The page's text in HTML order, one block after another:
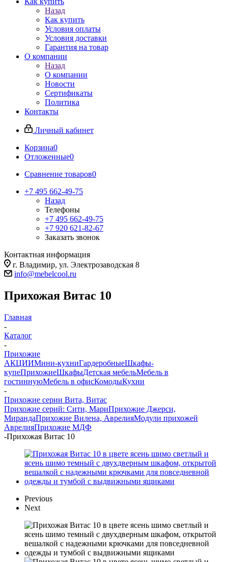
Назад
Как купить
Условия оплаты
Условия доставки
Гарантия на товар
О компании
Назад
О компании
Новости
Сертификаты
Политика
Контакты
Личный кабинет
Корзина0
Отложенные0
Сравнение товаров0
+7 495 662-49-75
Назад
Телефоны
+7 495 662-49-75
+7 920 621-82-67
Заказать звонок
Контактная информация
г. Владимир, ул. Электрозаводская 8
info@mebelcool.ru
Прихожая Витас 10
Главная
-
Каталог
-
Прихожие
АКЦИИМини-кухниГардеробныеШкафы-
купеПрихожиеШкафыДетская мебельМебель в
гостиннуюМебель в офисКомодыКухни
-
Прихожие серии Вита, Витас
Прихожие серий: Сити, МариПрихожие Джерси,
МирандаПрихожие Вилена, АврелияМодули прихожей
АврелияПрихожие МДФ
-Прихожая Витас 10
Previous
Next